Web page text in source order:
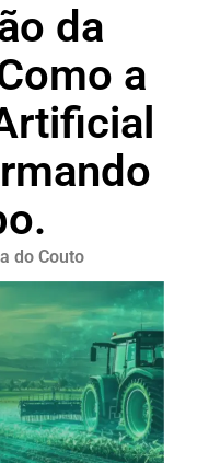
da
a
do Couto